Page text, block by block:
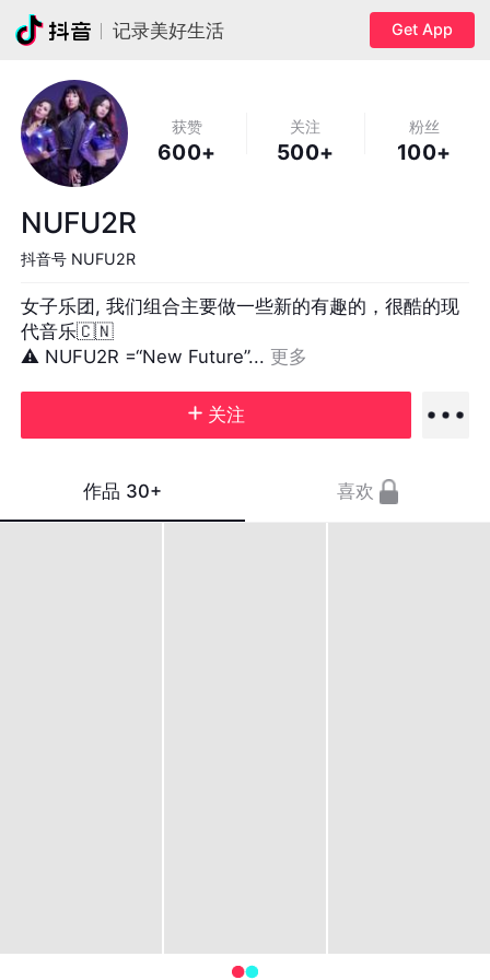
记录美好生活 Get App
获赞
600+
关注
500+
粉丝
100+
NUFU2R
抖音号 NUFU2R
女子乐团, 我们组合主要做一些新的有趣的，很酷的现
代音乐🇨🇳
⚠️ NUFU2R =“New Future”... 更多
关注
作品 30+ 喜欢